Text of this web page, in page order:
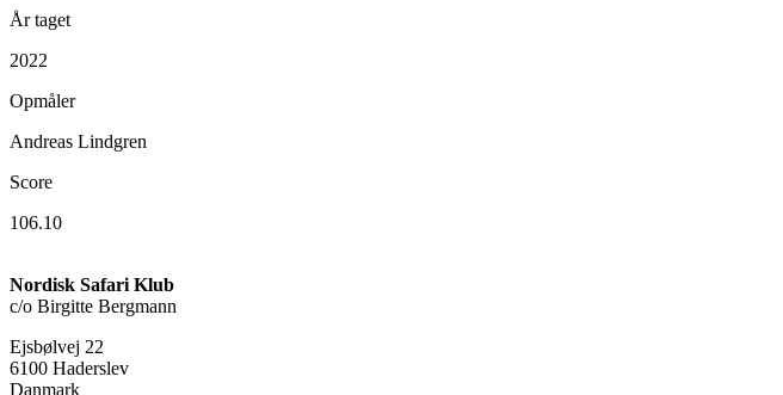
År taget
2022
Opmåler
Andreas Lindgren
Score
106.10
Nordisk Safari Klub
c/o Birgitte Bergmann
Ejsbølvej 22
6100 Haderslev
Danmark